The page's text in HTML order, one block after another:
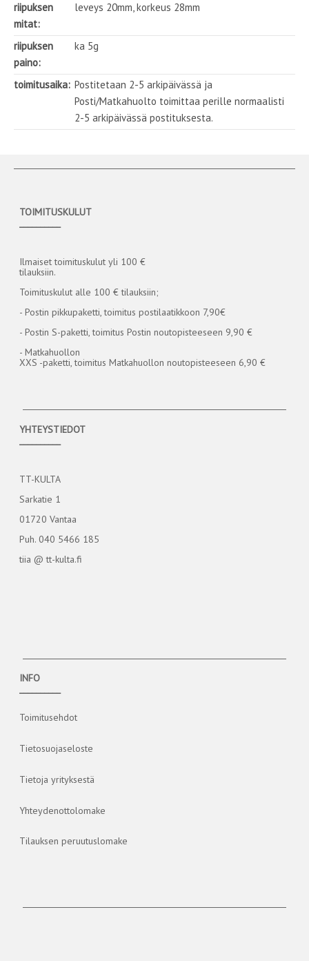
riipuksen
mitat:
leveys 20mm, korkeus 28mm
riipuksen
paino:
ka 5g
toimitusaika: Postitetaan 2-5 arkipäivässä ja
Posti/Matkahuolto toimittaa perille normaalisti
2-5 arkipäivässä postituksesta.
TOIMITUSKULUT
Ilmaiset toimituskulut yli 100 €
tilauksiin.
Toimituskulut alle 100 € tilauksiin;
- Postin pikkupaketti, toimitus postilaatikkoon 7,90€
- Postin S-paketti, toimitus Postin noutopisteeseen 9,90 €
- Matkahuollon
XXS -paketti, toimitus Matkahuollon noutopisteeseen 6,90 €
YHTEYSTIEDOT
TT-KULTA
Sarkatie 1
01720 Vantaa
Puh. 040 5466 185
tiia @ tt-kulta.fi
INFO
Toimitusehdot
Tietosuojaseloste
Tietoja yrityksestä
Yhteydenottolomake
Tilauksen peruutuslomake